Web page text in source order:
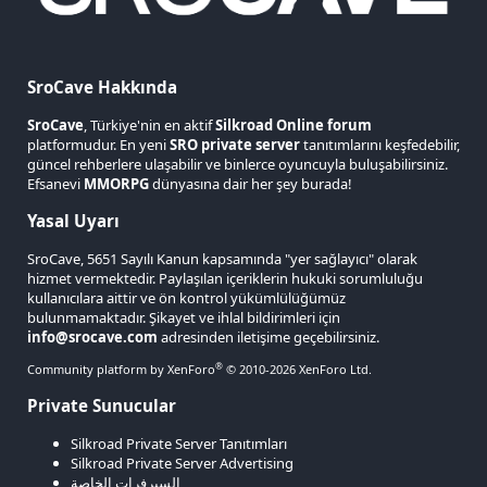
SroCave Hakkında
SroCave, Türkiye'nin en aktifSilkroad Online forum
platformudur. En yeniSRO private servertanıtımlarını keşfedebilir,
güncel rehberlere ulaşabilir ve binlerce oyuncuyla buluşabilirsiniz.
Efsanevi MMORPGdünyasına dair her şey burada!
Yasal Uyarı
SroCave, 5651 Sayılı Kanun kapsamında "yer sağlayıcı" olarak
hizmet vermektedir. Paylaşılan içeriklerin hukuki sorumluluğu
kullanıcılara aittir ve ön kontrol yükümlülüğümüz
bulunmamaktadır. Şikayet ve ihlal bildirimleri için
info@srocave.com adresinden iletişime geçebilirsiniz.
Community platform by XenForo® © 2010-2026 XenForo Ltd.
Private Sunucular
Silkroad Private Server Tanıtımları
Silkroad Private Server Advertising
السيرفرات الخاصة